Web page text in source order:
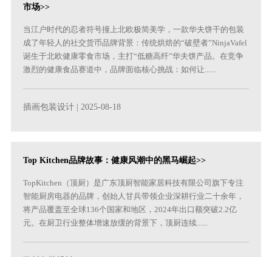
市场>>
当江户时代的忍者符号撞上北欧极简美学，一款华夫饼干的包装
成了年轻人的社交货币品牌背景：传统烘焙的“破壁者”NinjaVafel
诞生于北欧健康零食市场，主打“低糖高纤”华夫饼产品。在竞争
激烈的健康食品赛道中，品牌面临核心挑战：如何让......
插画包装设计 | 2025-08-18
Top Kitchen品牌故事：健康风潮中的黑马崛起>>
TopKitchen（顶厨）是广东顶厨智能家居科技有限公司旗下专注
智能厨房电器的品牌，创始人甘兵带领企业深耕行业二十余年，
将产品覆盖至全球136个国家和地区，2024年出口额突破2.2亿
元。在厨卫行业整体增速放缓的背景下，顶厨连续......